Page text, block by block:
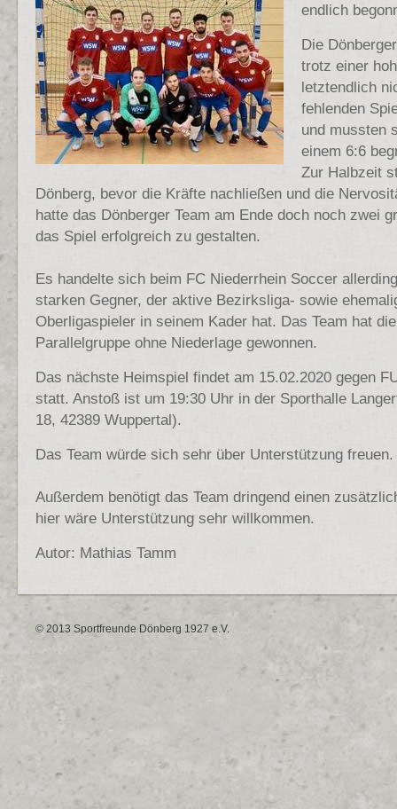
endlich
Die
trotz einer
letztendlich
fehlenden
und mussten
einem 6:6
Zur Halbzeit
Dönberg, bevor die Kräfte nachließen und die
hatte das Dönberger Team am Ende doch noch zwei
das Spiel erfolgreich zu gestalten.
Es handelte sich beim FC Niederrhein Soccer
starken Gegner, der aktive Bezirksliga- sowie
Oberligaspieler in seinem Kader hat. Das Team hat
Parallelgruppe ohne Niederlage gewonnen.
Das nächste Heimspiel findet am 15.02.2020 gegen
statt. Anstoß ist um 19:30 Uhr in der Sporthalle
18, 42389 Wuppertal).
Das Team würde sich sehr über Unterstützung freuen.
Außerdem benötigt das Team dringend einen
hier wäre Unterstützung sehr willkommen.
Autor: Mathias Tamm
© 2013 Sportfreunde Dönberg 1927 e.V.